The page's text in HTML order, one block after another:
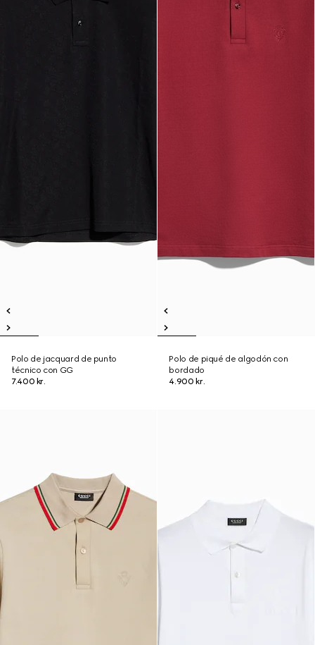
Polo de jacquard de punto
técnico con GG
7.400 kr.
Polo de piqué de algodón con
bordado
4.900 kr.